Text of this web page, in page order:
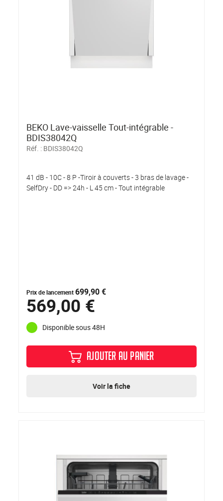
BEKO Lave-vaisselle Tout-intégrable -
BDIS38042Q
Réf. : BDIS38042Q
41 dB - 10C - 8 P -Tiroir à couverts - 3 bras de lavage -
SelfDry - DD => 24h - L 45 cm - Tout intégrable
Prix de lancement699,90 €
569,00 €
Disponible sous 48H
AJOUTER AU PANIER
Voir la fiche